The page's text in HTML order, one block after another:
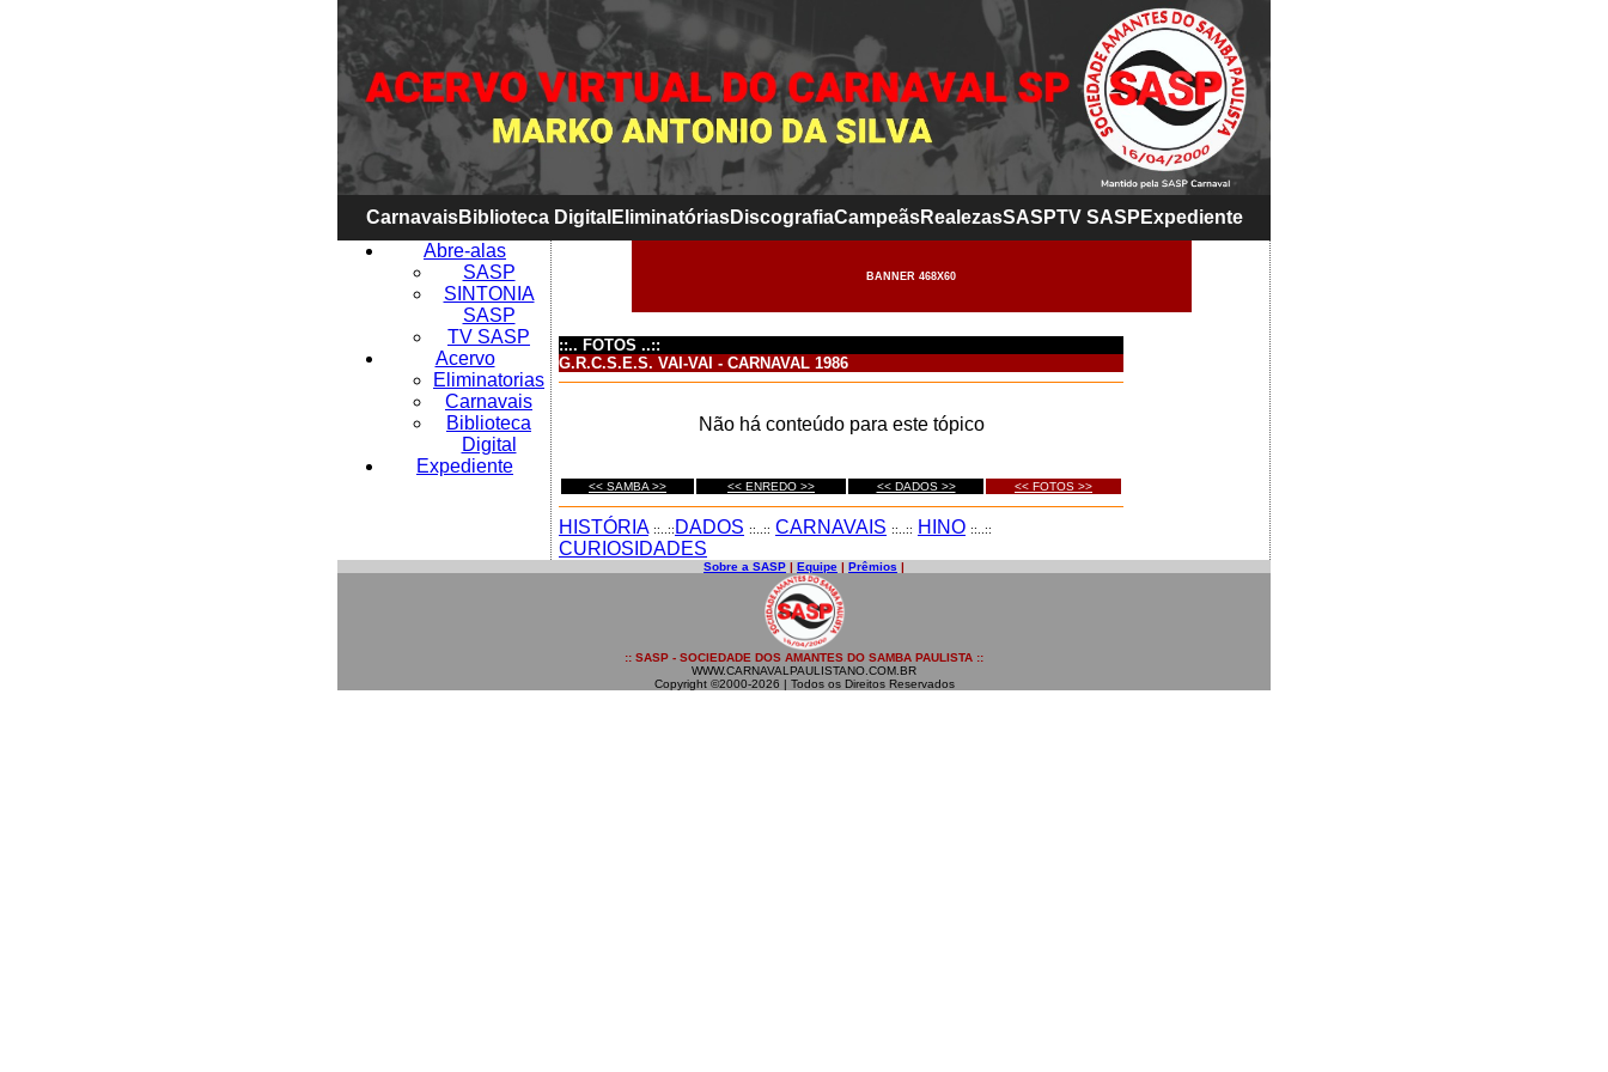
CarnavaisBiblioteca Digital EliminatóriasDiscografiaCampeãsRealezasSASPTV SASP Expediente
Abre-alas
SASP
SINTONIA
SASP
TV SASP
Acervo
Eliminatorias
Carnavais
Biblioteca
Digital
Expediente
BANNER 468X60
::.. FOTOS ..::
G.R.C.S.E.S. VAI-VAI - CARNAVAL 1986
Não há conteúdo para este tópico
<< SAMBA >> << ENREDO >> << DADOS >> << FOTOS >>
HISTÓRIA ::..:: DADOS ::..:: CARNAVAIS ::..:: HINO ::..::
CURIOSIDADES
Sobre a SASP | Equipe | Prêmios |
:: SASP - SOCIEDADE DOS AMANTES DO SAMBA PAULISTA ::
WWW.CARNAVALPAULISTANO.COM.BR
Copyright ©2000-2026 | Todos os Direitos Reservados